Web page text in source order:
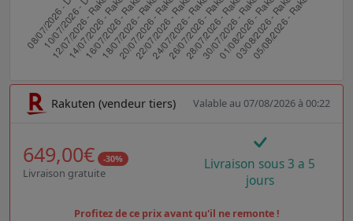
Rakuten (vendeur tiers) Valable au 07/08/2026 à 00:22
649,00€ -30%
Livraison gratuite
Livraison sous 3 a 5
jours
Profitez de ce prix avant qu'il ne remonte !